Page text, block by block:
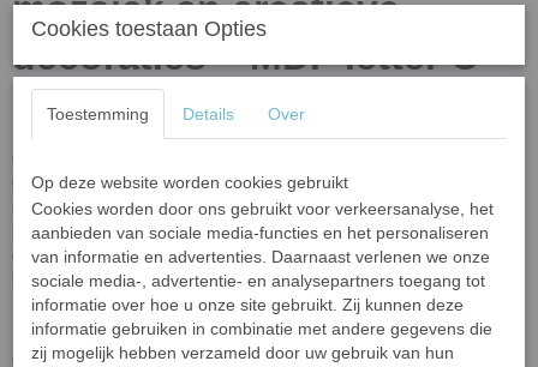
decoraties – MDF letter O
(15 cm)
creatieve technieken? BijMijn Mozaïek Shop
uitgebreide collectie ondergronden in diverse vormen en
materialen. Of je nu mozaïeksteentjes, verf, decoupage of andere
decoratietechnieken gebruikt, wij hebben de ideale basis voor jouw
kunstwerk!
Ruime keuze aan figuren en meer
Onze ondergronden zijn perfect voor mozaïek, schilderen, stippen
Cookies toestaan Opties
Toestemming Details Over
Op deze website worden cookies gebruikt
Cookies worden door ons gebruikt voor verkeersanalyse, het
aanbieden van sociale media-functies en het personaliseren
van informatie en advertenties. Daarnaast verlenen we onze
sociale media-, advertentie- en analysepartners toegang tot
informatie over hoe u onze site gebruikt. Zij kunnen deze
informatie gebruiken in combinatie met andere gegevens die
zij mogelijk hebben verzameld door uw gebruik van hun